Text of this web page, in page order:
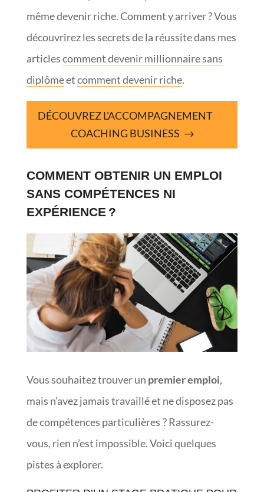
même devenir riche. Comment y arriver ? Vous
découvrirez les secrets de la réussite dans mes
articlescomment devenir millionnaire sans
diplômeetcomment devenir riche.
DÉCOUVREZ L'ACCOMPAGNEMENT
COACHING BUSINESS
COMMENT OBTENIR UN EMPLOI
SANS COMPÉTENCES NI
EXPÉRIENCE ?
Vous souhaitez trouver un premier emploi,
mais n’avez jamais travaillé et ne disposez pas
de compétences particulières ? Rassurez-
vous, rien n’est impossible. Voici quelques
pistes à explorer.